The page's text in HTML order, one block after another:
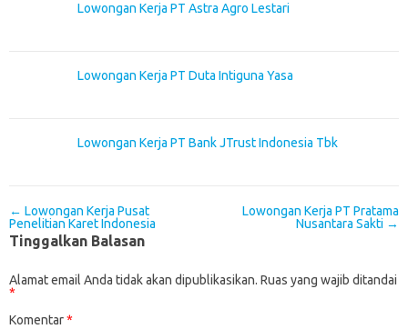
Lowongan Kerja PT Astra Agro Lestari
Lowongan Kerja PT Duta Intiguna Yasa
Lowongan Kerja PT Bank JTrust Indonesia Tbk
Post navigation
← Lowongan Kerja Pusat
Penelitian Karet Indonesia
Lowongan Kerja PT Pratama
Nusantara Sakti →
Tinggalkan Balasan
Alamat email Anda tidak akan dipublikasikan. Ruas yang wajib ditandai
*
Komentar*